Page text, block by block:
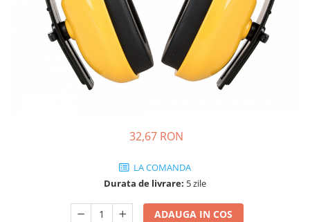
JACHETE DE LUCRU
PANTALONI DE LUCRU
JACHETE VATUITE
INDUSTRIA ALIMENTARA
FESURI, SEPCI, CAPISOANE
32,67 RON
LA COMANDA
Durata de livrare: 5 zile
ADAUGA IN COS